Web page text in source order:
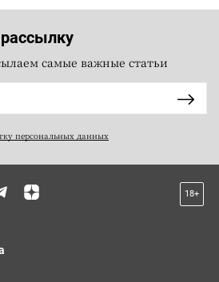
самые важные статьи
персональных данных
18+